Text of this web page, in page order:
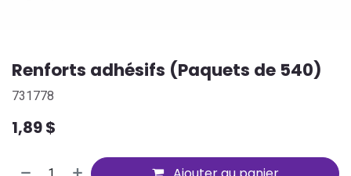
Renforts adhésifs (Paquets de 540)
731778
1,89$